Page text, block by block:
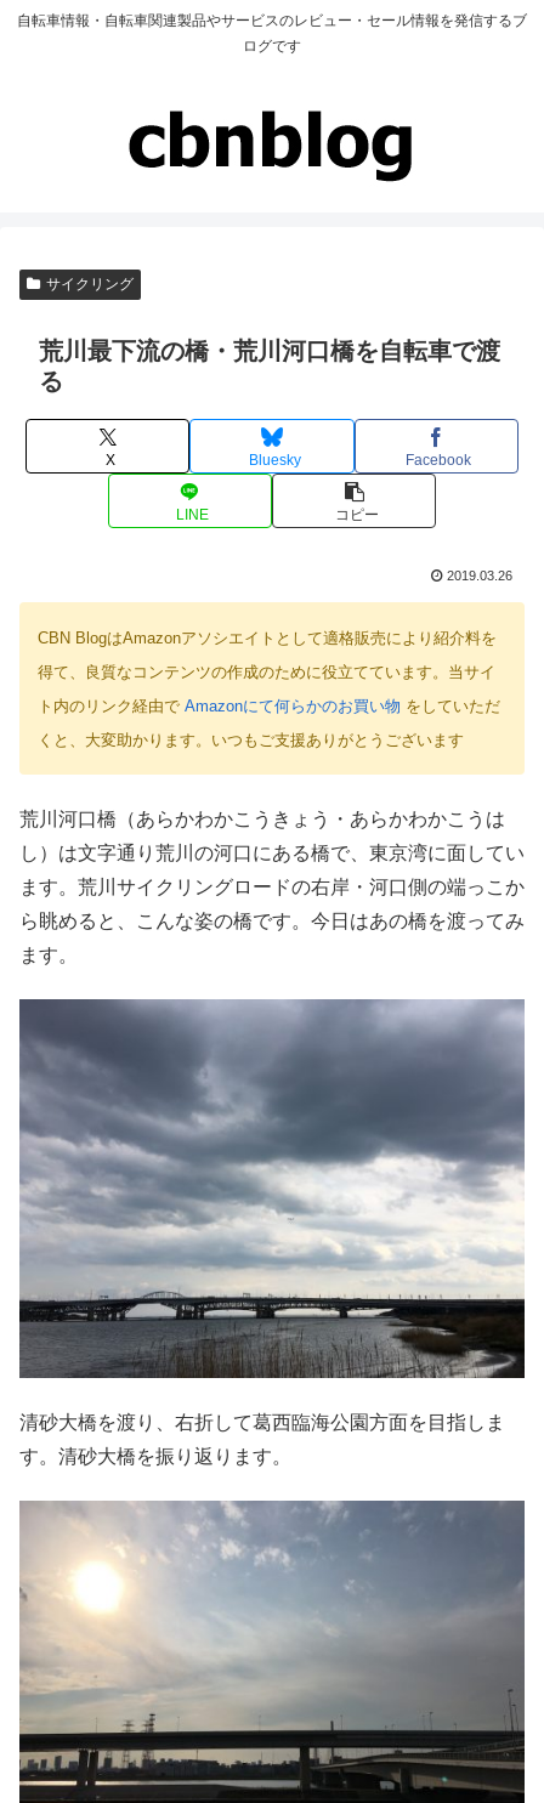
自転車情報・自転車関連製品やサービスのレビュー・セール情報を発信するブ
ログです
サイクリング
荒川最下流の橋・荒川河口橋を自転車で渡
る
X Bluesky Facebook
LINE コピー
2019.03.26
CBN BlogはAmazonアソシエイトとして適格販売により紹介料を
得て、良質なコンテンツの作成のために役立てています。当サイ
ト内のリンク経由で Amazonにて何らかのお買い物 をしていただ
くと、大変助かります。いつもご支援ありがとうございます
荒川河口橋（あらかわかこうきょう・あらかわかこうは
し）は文字通り荒川の河口にある橋で、東京湾に面してい
ます。荒川サイクリングロードの右岸・河口側の端っこか
ら眺めると、こんな姿の橋です。今日はあの橋を渡ってみ
ます。
清砂大橋を渡り、右折して葛西臨海公園方面を目指しま
す。清砂大橋を振り返ります。